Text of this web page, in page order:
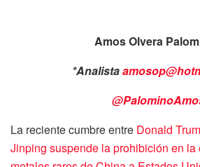
Amos Olvera
*Analista
La reciente cumbre entre Donald
Jinping suspende la prohibición en la